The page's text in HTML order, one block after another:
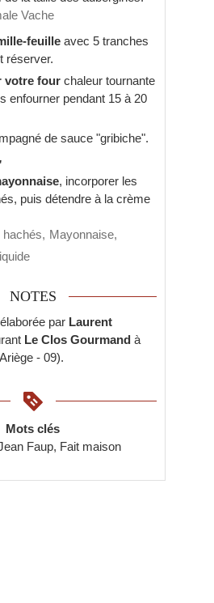
Vache
feuilleavec 5 tranches
réserver.
votre fourchaleur tournante
enfourner pendant 15 à 20
de sauce "gribiche".
, incorporer les
puis détendre à la crème
hachés, Mayonnaise,
NOTES
par Laurent
Le Clos Gourmandà
- 09).
Mots clés
Faup, Fait maison